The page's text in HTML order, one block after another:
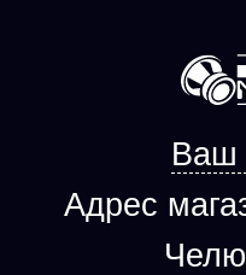
Ваш
Адрес